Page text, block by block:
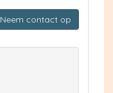
Neem contact op